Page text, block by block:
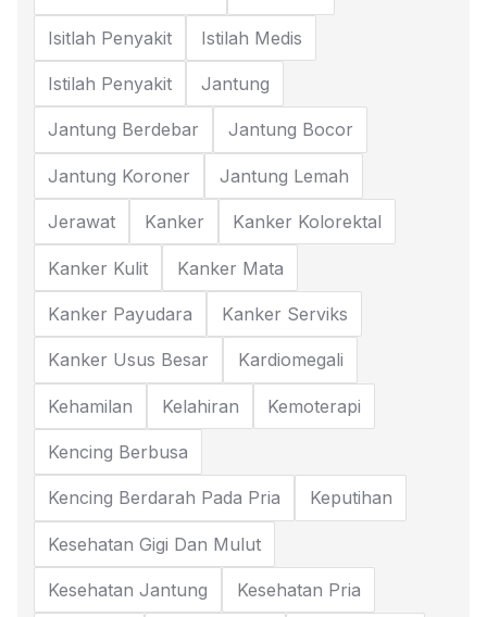
Isitlah Penyakit Istilah Medis
Istilah Penyakit Jantung
Jantung Berdebar Jantung Bocor
Jantung Koroner Jantung Lemah
Jerawat Kanker Kanker Kolorektal
Kanker Kulit Kanker Mata
Kanker Payudara Kanker Serviks
Kanker Usus Besar Kardiomegali
Kehamilan Kelahiran Kemoterapi
Kencing Berbusa
Kencing Berdarah Pada Pria Keputihan
Kesehatan Gigi Dan Mulut
Kesehatan Jantung Kesehatan Pria